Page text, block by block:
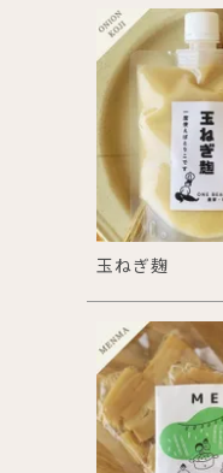
玉ねぎ麹